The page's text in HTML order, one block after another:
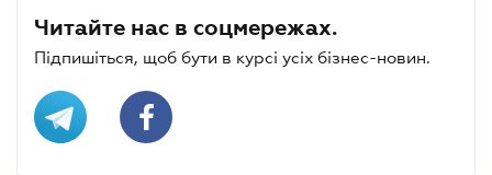
Читайте нас в соцмережах.
Підпишіться, щоб бути в курсі усіх бізнес-новин.